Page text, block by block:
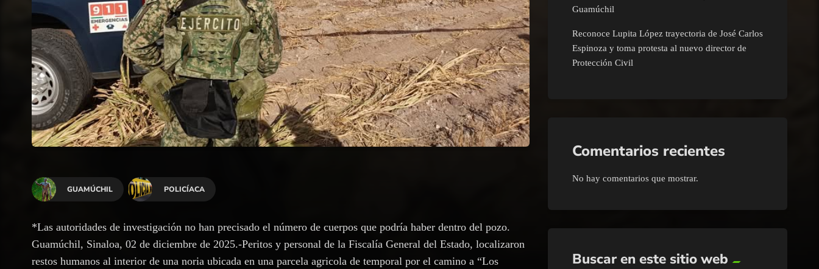
GUAMÚCHIL POLICÍACA
*Las autoridades de investigación no han precisado el número de cuerpos que podría haber dentro del pozo.
Guamúchil, Sinaloa, 02 de diciembre de 2025.-Peritos y personal de la Fiscalía General del Estado, localizaron
restos humanos al interior de una noria ubicada en una parcela agricola de temporal por el camino a “Los
Guamúchil
Reconoce Lupita López trayectoria de José Carlos
Espinoza y toma protesta al nuevo director de
Protección Civil
Comentarios recientes
No hay comentarios que mostrar.
Buscar en este sitio web